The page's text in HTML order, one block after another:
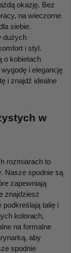
okazję. Bez
na wieczorne
siebie.
dużych
i styl.
o kobietach
i elegancję
i znajdź idealne
w
rozmiarach to
Nasze spodnie są
zapewniają
znajdziesz
talię i
kolorach,
na formalne
aby
spodnie